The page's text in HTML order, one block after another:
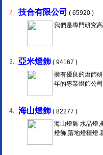
2. 技合有限公司 ( 65920 )
我們是專門研究
3. 亞米燈飾 ( 94167 )
擁有優良的燈飾
年的專業燈飾公
4. 海山燈飾 ( 82277 )
海山燈飾 水晶燈,
燈飾,落地燈檯燈.